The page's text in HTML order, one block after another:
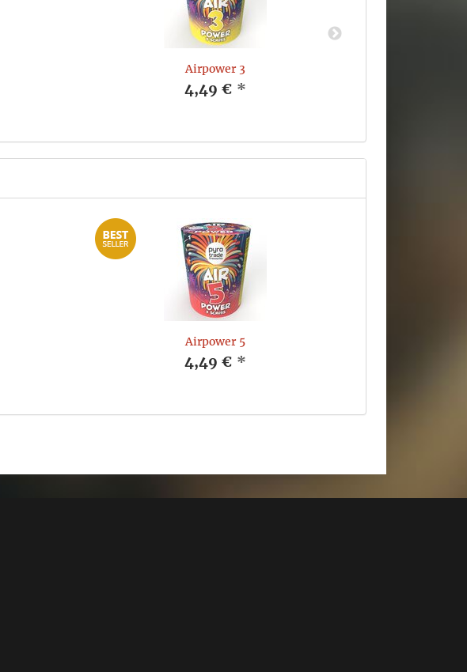
Airpower 3
4,49 € *
Airpower 5
4,49 € *